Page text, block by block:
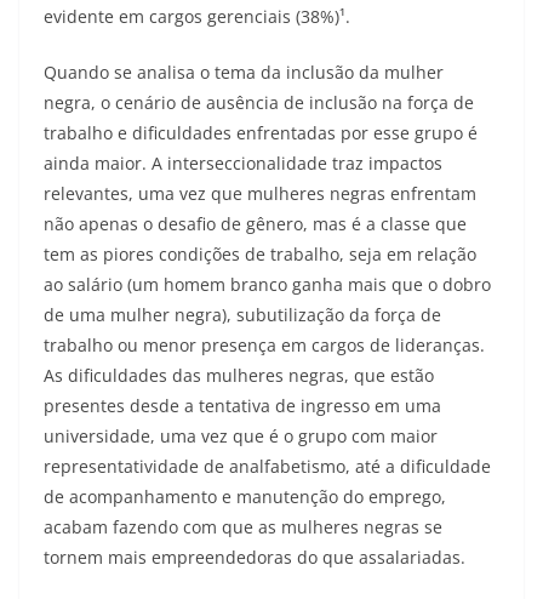
evidente em cargos gerenciais (38%)¹.
Quando se analisa o tema da inclusão da mulher
negra, o cenário de ausência de inclusão na força de
trabalho e dificuldades enfrentadas por esse grupo é
ainda maior. A interseccionalidade traz impactos
relevantes, uma vez que mulheres negras enfrentam
não apenas o desafio de gênero, mas é a classe que
tem as piores condições de trabalho, seja em relação
ao salário (um homem branco ganha mais que o dobro
de uma mulher negra), subutilização da força de
trabalho ou menor presença em cargos de lideranças.
As dificuldades das mulheres negras, que estão
presentes desde a tentativa de ingresso em uma
universidade, uma vez que é o grupo com maior
representatividade de analfabetismo, até a dificuldade
de acompanhamento e manutenção do emprego,
acabam fazendo com que as mulheres negras se
tornem mais empreendedoras do que assalariadas.